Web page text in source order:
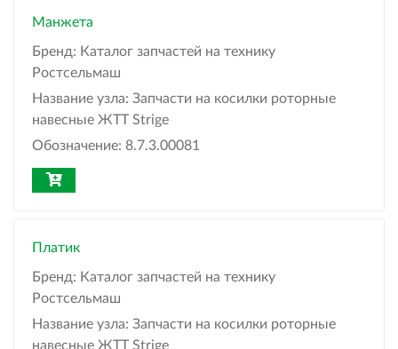
Манжета
Бренд: Каталог запчастей на технику
Ростсельмаш
Название узла: Запчасти на косилки роторные
навесные ЖТТ Strige
Обозначение: 8.7.3.00081
Платик
Бренд: Каталог запчастей на технику
Ростсельмаш
Название узла: Запчасти на косилки роторные
навесные ЖТТ Strige